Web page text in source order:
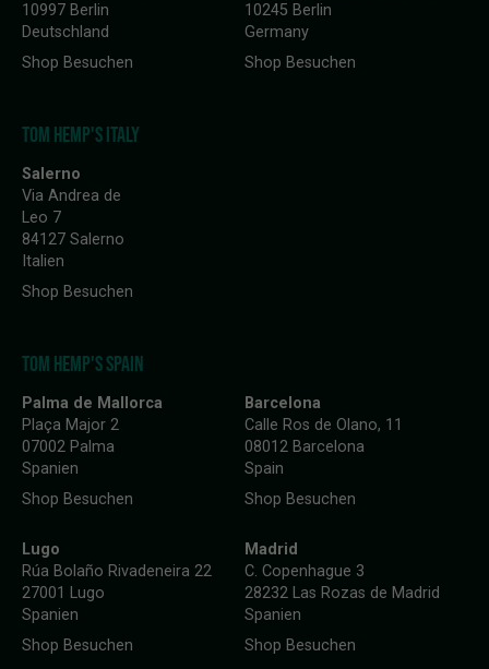
10997 Berlin
Deutschland
Shop Besuchen
10245 Berlin
Germany
Shop Besuchen
TOM HEMP'S ITALY
Salerno
Via Andrea de
Leo 7
84127 Salerno
Italien
Shop Besuchen
TOM HEMP'S SPAIN
Palma de Mallorca
Plaça Major 2
07002 Palma
Spanien
Shop Besuchen
Barcelona
Calle Ros de Olano, 11
08012 Barcelona
Spain
Shop Besuchen
Lugo
Rúa Bolaño Rivadeneira 22
27001 Lugo
Spanien
Shop Besuchen
Madrid
C. Copenhague 3
28232 Las Rozas de Madrid
Spanien
Shop Besuchen